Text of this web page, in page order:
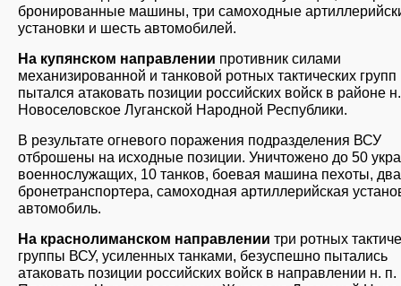
бронированные машины, три самоходные
установки и шесть автомобилей.
На купянском направлении противник силами
механизированной и танковой ротных тактических групп
пытался атаковать позиции российских войск в районе
Новоселовское Луганской Народной Республики.
В результате огневого поражения подразделения ВСУ
отброшены на исходные позиции. Уничтожено до 50
военнослужащих, 10 танков, боевая машина пехоты, два
бронетранспортера, самоходная артиллерийская
автомобиль.
На краснолиманском направлении три ротных
группы ВСУ, усиленных танками, безуспешно пытались
атаковать позиции российских войск в направлении н. п.